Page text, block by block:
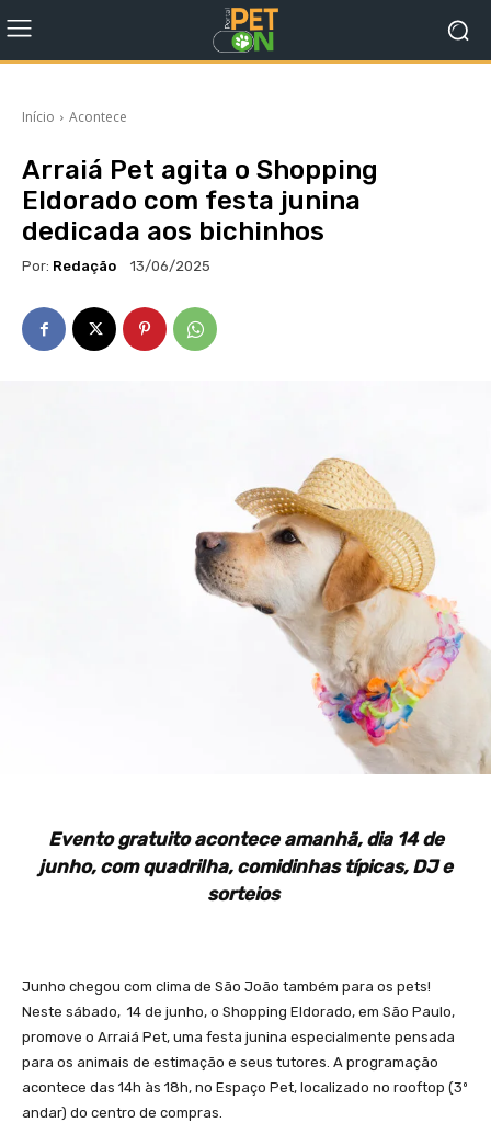
Início Acontece
Arraiá Pet agita o Shopping
Eldorado com festa junina
dedicada aos bichinhos
Por: Redação 13/06/2025
Evento gratuito acontece amanhã, dia 14 de
junho, com quadrilha, comidinhas típicas, DJ e
sorteios
Junho chegou com clima de São João também para os pets!
Neste sábado, 14 de junho, o Shopping Eldorado, em São Paulo,
promove o Arraiá Pet, uma festa junina especialmente pensada
para os animais de estimação e seus tutores. A programação
acontece das 14h às 18h, no Espaço Pet, localizado no rooftop (3º
andar) do centro de compras.